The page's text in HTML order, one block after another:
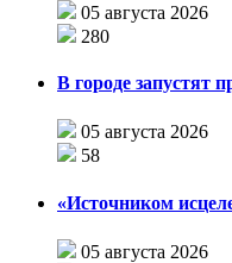
05 августа 2026
280
В городе запустят
05 августа 2026
58
«Источником
05 августа 2026